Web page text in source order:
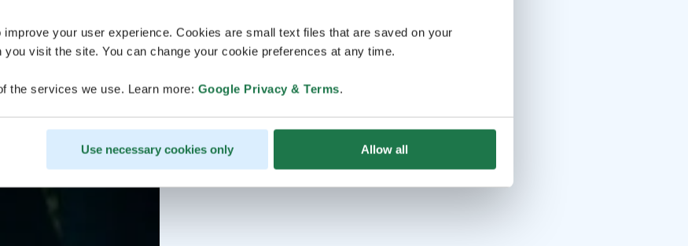
your user experience. Cookies are small text files that are saved on your
visit the site. You can change your cookie preferences at any time.
the services we use. Learn more: Google Privacy & Terms.
Use necessary cookies only Allow all